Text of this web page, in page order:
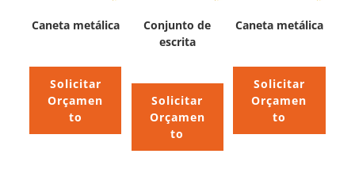
Caneta metálica
Solicitar
Orçamen
to
Conjunto de
escrita
Solicitar
Orçamen
to
Caneta metálica
Solicitar
Orçamen
to